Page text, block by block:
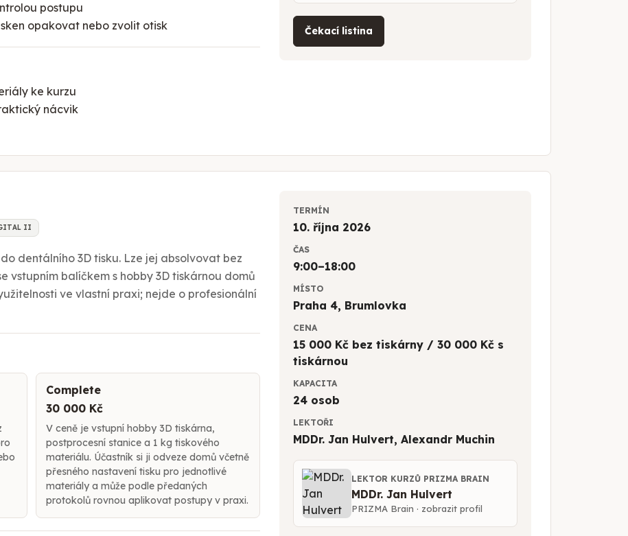
postupu
opakovat nebo zvolit otisk
ke kurzu
nácvik
Čekací listina
II
dentálního 3D tisku. Lze jej absolvovat bez
vstupním balíčkem s hobby 3D tiskárnou domů
ve vlastní praxi; nejde o profesionální
Complete
30 000 Kč
V ceně je vstupní hobby 3D tiskárna,
postprocesní stanice a 1 kg tiskového
materiálu. Účastník si ji odveze domů včetně
přesného nastavení tisku pro jednotlivé
materiály a může podle předaných
protokolů rovnou aplikovat postupy v praxi.
TERMÍN
10. října 2026
ČAS
9:00–18:00
MÍSTO
Praha 4, Brumlovka
CENA
15 000 Kč bez tiskárny / 30 000 Kč s
tiskárnou
KAPACITA
24 osob
LEKTOŘI
MDDr. Jan Hulvert, Alexandr Muchin
LEKTOR KURZŮ PRIZMA BRAIN
MDDr. Jan Hulvert
PRIZMA Brain · zobrazit profil